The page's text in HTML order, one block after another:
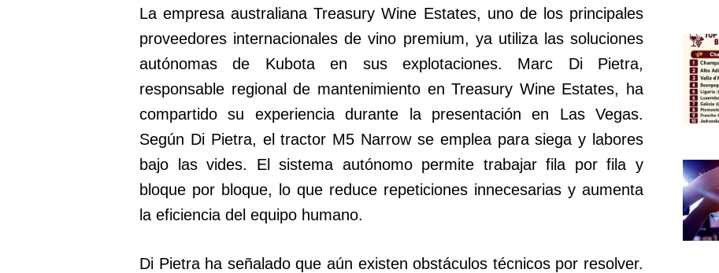
La empresa australiana Treasury Wine Estates, uno de los principales
proveedores internacionales de vino premium, ya utiliza las soluciones
autónomas de Kubota en sus explotaciones. Marc Di Pietra,
responsable regional de mantenimiento en Treasury Wine Estates, ha
compartido su experiencia durante la presentación en Las Vegas.
Según Di Pietra, el tractor M5 Narrow se emplea para siega y labores
bajo las vides. El sistema autónomo permite trabajar fila por fila y
bloque por bloque, lo que reduce repeticiones innecesarias y aumenta
la eficiencia del equipo humano.
Di Pietra ha señalado que aún existen obstáculos técnicos por resolver.